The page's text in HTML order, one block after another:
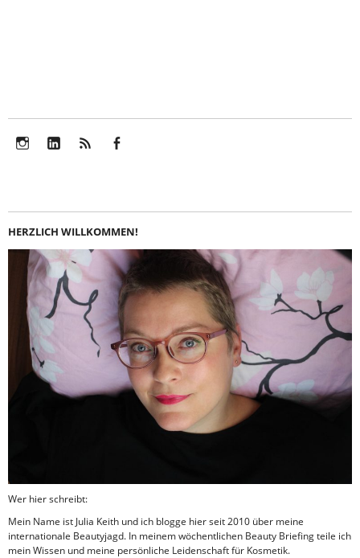
HERZLICH WILLKOMMEN!
Wer hier schreibt:
Mein Name ist Julia Keith und ich blogge hier seit 2010 über meine
internationale Beautyjagd. In meinem wöchentlichen Beauty Briefing teile ich
mein Wissen und meine persönliche Leidenschaft für Kosmetik.